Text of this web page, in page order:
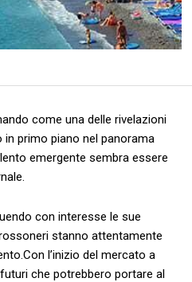
come una delle ⁣rivelazioni
​primo piano nel panorama
emergente sembra essere
con interesse le sue
stanno‍ attentamente
l’inizio del mercato a
che‌ potrebbero portare al